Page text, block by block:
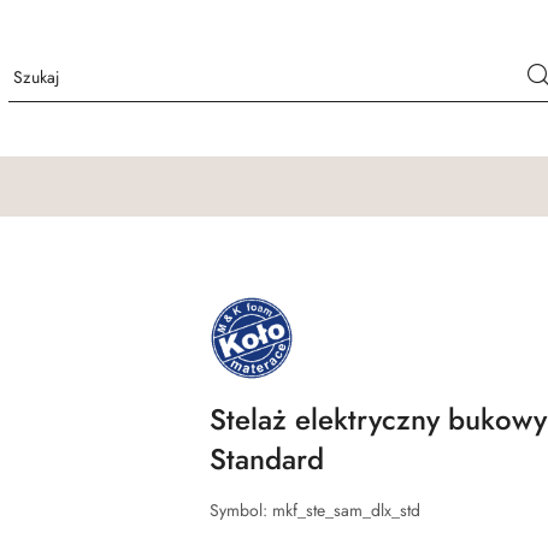
NAZWA
PRODUCENTA:
M&K
FOAM
KOŁO
Stelaż elektryczny
Standard
Symbol: mkf_ste_sam_dlx_std